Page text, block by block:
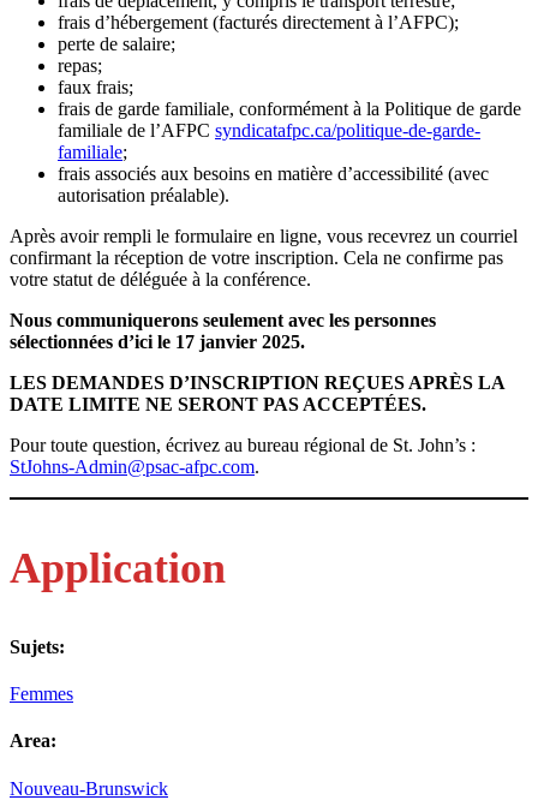
frais d’hébergement (facturés directement à l’AFPC);
perte de salaire;
repas;
faux frais;
frais de garde familiale, conformément à la Politique de garde
familiale de l’AFPC syndicatafpc.ca/politique-de-garde-
familiale;
frais associés aux besoins en matière d’accessibilité (avec
autorisation préalable).
Après avoir rempli le formulaire en ligne, vous recevrez un courriel
confirmant la réception de votre inscription. Cela ne confirme pas
votre statut de déléguée à la conférence.
Nous communiquerons seulement avec les personnes
sélectionnées d’ici le 17 janvier 2025.
LES DEMANDES D’INSCRIPTION REÇUES APRÈS LA
DATE LIMITE NE SERONT PAS ACCEPTÉES.
Pour toute question, écrivez au bureau régional de St. John’s :
StJohns-Admin@psac-afpc.com.
Application
Sujets:
Femmes
Area:
Nouveau-Brunswick